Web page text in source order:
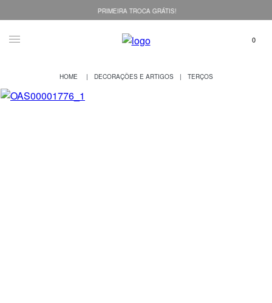
PRIMEIRA TROCA GRÁTIS!
DECORAÇÕES E ARTIGOS TERÇOS